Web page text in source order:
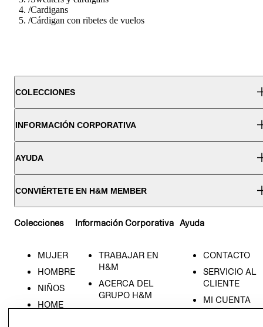
/Cardigans
/Cárdigan con ribetes de vuelos
COLECCIONES
INFORMACIÓN CORPORATIVA
AYUDA
CONVIÉRTETE EN H&M MEMBER
Colecciones
MUJER
HOMBRE
NIÑOS
HOME
Información Corporativa
TRABAJAR EN
H&M
ACERCA DEL
GRUPO H&M
RESPONSABILIDAD
Ayuda
CONTACTO
SERVICIO AL
CLIENTE
MI CUENTA